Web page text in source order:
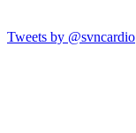
Tweets by @svncardio